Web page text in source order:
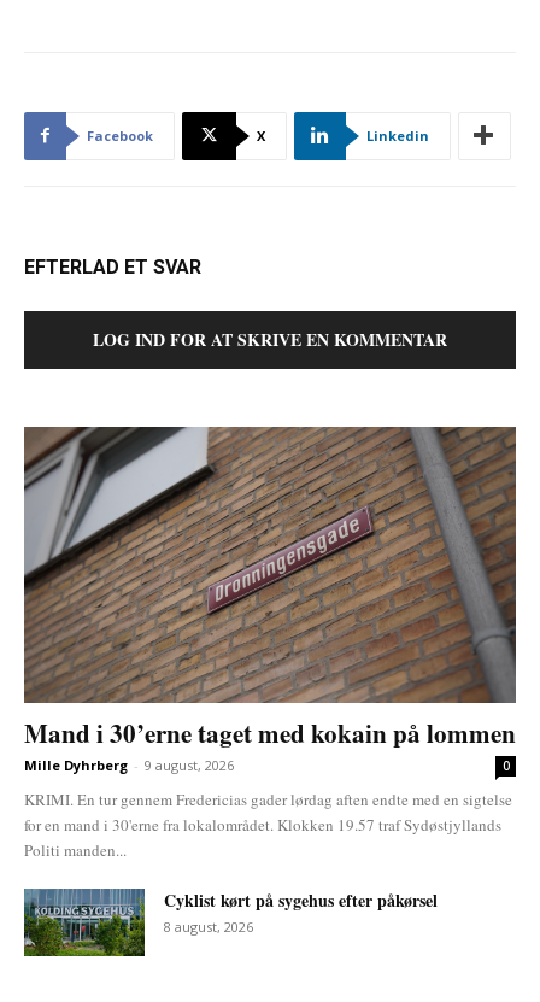
Facebook X Linkedin
EFTERLAD ET SVAR
LOG IND FOR AT SKRIVE EN KOMMENTAR
Mand i 30’erne taget med kokain på lommen
Mille Dyhrberg - 9 august, 2026 0
KRIMI. En tur gennem Fredericias gader lørdag aften endte med en sigtelse
for en mand i 30'erne fra lokalområdet. Klokken 19.57 traf Sydøstjyllands
Politi manden...
Cyklist kørt på sygehus efter påkørsel
8 august, 2026